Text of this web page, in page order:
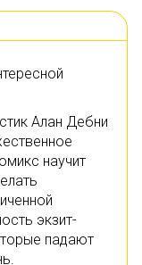
Алан Дебни
научит
экзит-
падают